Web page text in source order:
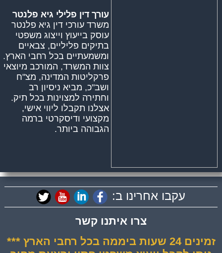
עורך דין פלילי גיא פלנטר
משרד עורכי דין גיא פלנטר
עוסק בייעוץ וייצוג משפטי
בתיקים פליליים, צבאיים
ומשמעתיים בכל רחבי הארץ.
צוות המשרד, המורכב מיוצאי
פרקליטות המדינה, מצ"ח
ושב"כ, מביא ניסיון רב
וחתירה למצוינות בכל תיק.
אצלנו תקבלו ליווי אישי,
מקצועי ודיסקרטי ברמה
הגבוהה ביותר.
עקבו אחרינו ב:
צרו איתנו קשר
זמינים 24 שעות ביממה בכל רחבי הארץ ***